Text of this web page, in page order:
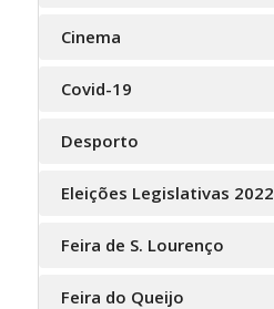
Cinema
Covid-19
Desporto
Eleições Legislativas 2022
Feira de S. Lourenço
Feira do Queijo